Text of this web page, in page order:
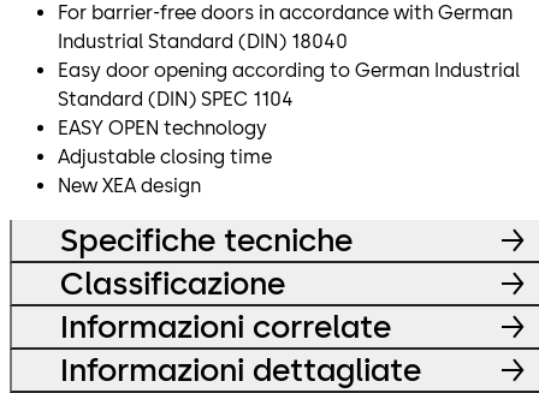
For barrier-free doors in accordance with German
Industrial Standard (DIN) 18040
Easy door opening according to German Industrial
Standard (DIN) SPEC 1104
EASY OPEN technology
Adjustable closing time
New XEA design
Specifiche tecniche
Classificazione
Informazioni correlate
Informazioni dettagliate